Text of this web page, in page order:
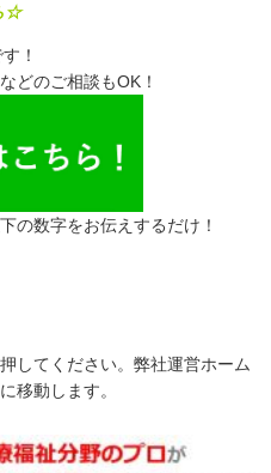
☆
！
どのご相談もOK！
の数字をお伝えするだけ！
してください。弊社運営ホーム
移動します。